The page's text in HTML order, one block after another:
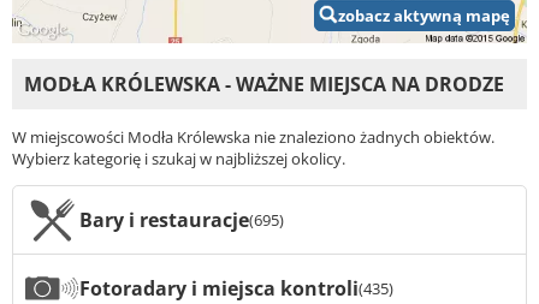
zobacz aktywną mapę
MODŁA KRÓLEWSKA - WAŻNE MIEJSCA NA DRODZE
W miejscowości Modła Królewska nie znaleziono żadnych obiektów.
Wybierz kategorię i szukaj w najbliższej okolicy.
Bary i restauracje(695)
Fotoradary i miejsca kontroli(435)